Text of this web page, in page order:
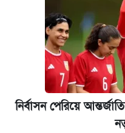
নির্বাসন পেরিয়ে